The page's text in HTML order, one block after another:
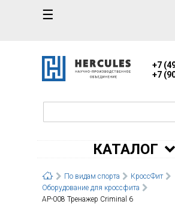
☰
+7
+7
КАТАЛОГ
По видам спорта
КроссФит
Оборудование для кроссфита
AP-008 Тренажер Criminal 6